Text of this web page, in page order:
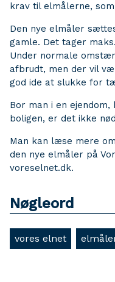
krav til elmålerne,
Den nye elmåler
gamle. Det tager
Under normale
afbrudt, men der vil
god ide at slukke for
Bor man i en
boligen, er det ikke
Man kan læse mere
den nye elmåler på
voreselnet.dk.
Nøgleord
vores elnet